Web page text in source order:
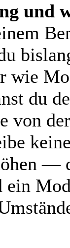
und
wie
du
von
—
ein